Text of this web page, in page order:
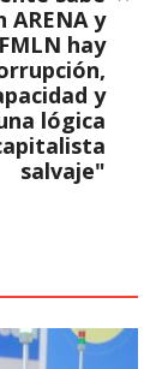
ARENA y
hay
y
lógica
salvaje"